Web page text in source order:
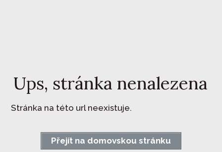
Ups, stránka nenalezena
Stránka na této url neexistuje.
Přejít na domovskou stránku